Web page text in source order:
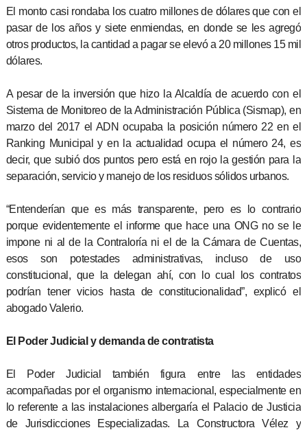
El monto casi rondaba los cuatro millones de dólares que con el
pasar de los años y siete enmiendas, en donde se les agregó
otros productos, la cantidad a pagar se elevó a 20 millones 15 mil
dólares.
A pesar de la inversión que hizo la Alcaldía de acuerdo con el
Sistema de Monitoreo de la Administración Pública (Sismap), en
marzo del 2017 el ADN ocupaba la posición número 22 en el
Ranking Municipal y en la actualidad ocupa el número 24, es
decir, que subió dos puntos pero está en rojo la gestión para la
separación, servicio y manejo de los residuos sólidos urbanos.
“Entenderían que es más transparente, pero es lo contrario
porque evidentemente el informe que hace una ONG no se le
impone ni al de la Contraloría ni el de la Cámara de Cuentas,
esos son potestades administrativas, incluso de uso
constitucional, que la delegan ahí, con lo cual los contratos
podrían tener vicios hasta de constitucionalidad”, explicó el
abogado Valerio.
El Poder Judicial y demanda de contratista
El Poder Judicial también figura entre las entidades
acompañadas por el organismo internacional, especialmente en
lo referente a las instalaciones albergaría el Palacio de Justicia
de Jurisdicciones Especializadas. La Constructora Vélez y